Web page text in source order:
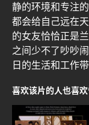
静的环境和专注
都会给自己远在
的女友恰恰正是
之间少不了吵吵
日的生活和工作
喜欢该片的人也喜欢